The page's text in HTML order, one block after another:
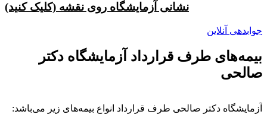
نشانی آزمایشگاه روی نقشه (کلیک کنید)
جوابدهی آنلاین
بیمه‌های طرف قرارداد آزمایشگاه دکتر
صالحی
آزمایشگاه دکتر صالحی طرف قرارداد انواع بیمه‌های زیر می‌باشد: